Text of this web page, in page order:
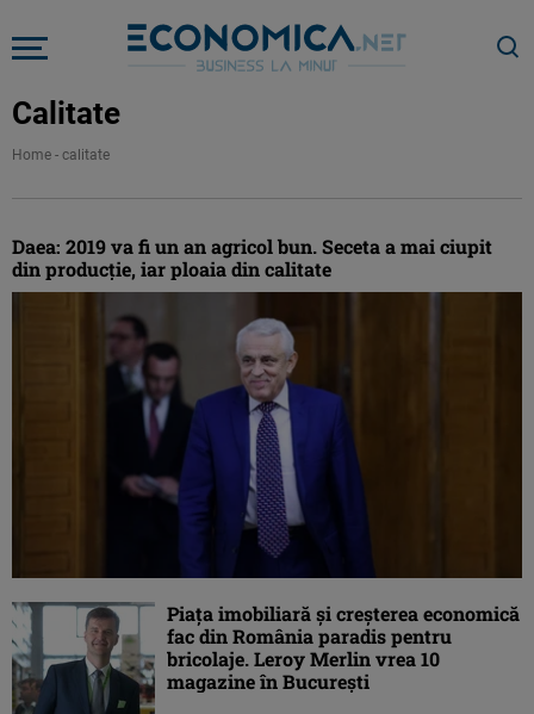
Calitate
Home - calitate
Daea: 2019 va fi un an agricol bun. Seceta a mai ciupit
din producţie, iar ploaia din calitate
Piaţa imobiliară şi creşterea economică
fac din România paradis pentru
bricolaje. Leroy Merlin vrea 10
magazine în Bucureşti